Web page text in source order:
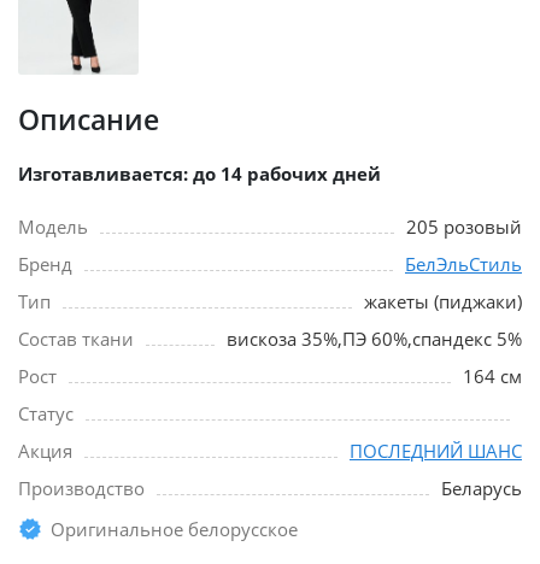
Описание
Изготавливается: до 14 рабочих дней
Модель
205 розовый
Бренд
БелЭльСтиль
Тип
жакеты (пиджаки)
Состав ткани
вискоза 35%,ПЭ 60%,спандекс 5%
Рост
164 см
Статус
Акция
ПОСЛЕДНИЙ ШАНС
Производство
Беларусь
Оригинальное белорусское